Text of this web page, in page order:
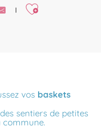
Ajouter aux
vos baskets
sentiers de petites
commune.